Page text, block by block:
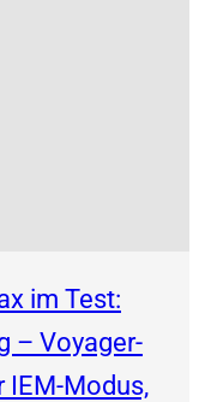
im Test:
– Voyager-
IEM-Modus,